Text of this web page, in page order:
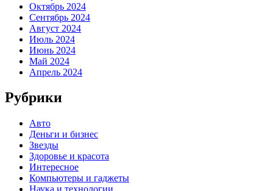
Октябрь 2024
Сентябрь 2024
Август 2024
Июль 2024
Июнь 2024
Май 2024
Апрель 2024
Рубрики
Авто
Деньги и бизнес
Звезды
Здоровье и красота
Интересное
Компьютеры и гаджеты